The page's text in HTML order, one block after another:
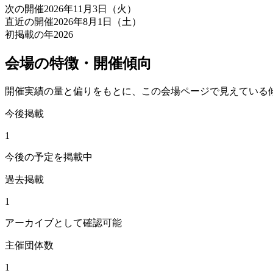
次の開催2026年11月3日（火）
直近の開催2026年8月1日（土）
初掲載の年2026
会場の特徴・開催傾向
開催実績の量と偏りをもとに、この会場ページで見えている
今後掲載
1
今後の予定を掲載中
過去掲載
1
アーカイブとして確認可能
主催団体数
1